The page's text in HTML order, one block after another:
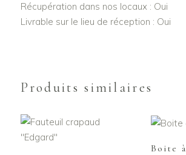
Récupération dans nos locaux : Oui
Livrable sur le lieu de réception : Oui
Produits similaires
AJOUTER AU
PANIER
Boite à